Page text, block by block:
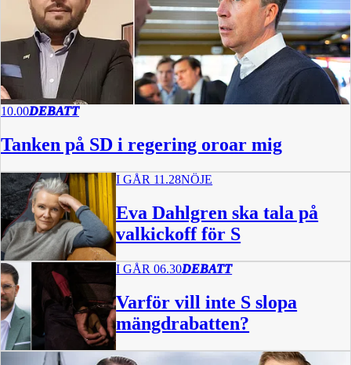
10.00DEBATT
Tanken på SD i regering oroar mig
I GÅR 11.28NÖJE
Eva Dahlgren ska tala på
valkickoff för S
I GÅR 06.30DEBATT
Varför vill inte S slopa
mängdrabatten?